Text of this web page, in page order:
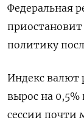
Федеральная
политику
Индекс валют
вырос на 0,5%
сессии почти